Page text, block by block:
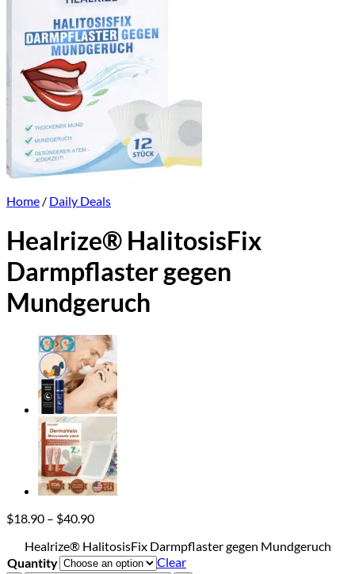
Home / Daily Deals
Healrize® HalitosisFix
Darmpflaster gegen
Mundgeruch
$18.90 – $40.90Price
$18.90
through
Healrize® HalitosisFix Darmpflaster gegen Mundgeruch
Quantity
Clear